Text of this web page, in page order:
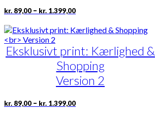
kr. 89,00 – kr. 1.399,00Prisinterval:
til
kr. 1.399,00
Dette
har
varianter.
Mulighederne
kan
vælges
på
Eksklusivt print: Kærlighed &
Shopping
Version 2
kr. 89,00 – kr. 1.399,00Prisinterval:
Dette